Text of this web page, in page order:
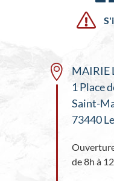
MAIRIE
1 Place
Saint-
73440
de 8h à